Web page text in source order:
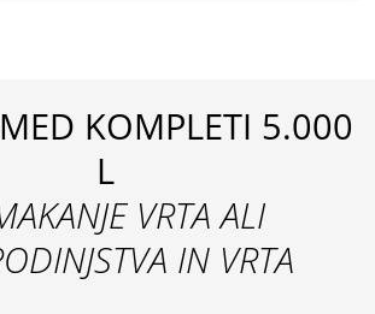
KOMPLETI 5.000
L
VRTA ALI
IN VRTA